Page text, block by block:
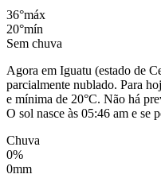
36°máx
20°mín
Sem chuva
Agora em Iguatu (estado de
parcialmente nublado. Para
e mínima de 20°C. Não há
O sol nasce às 05:46 am e se
Chuva
0%
0mm